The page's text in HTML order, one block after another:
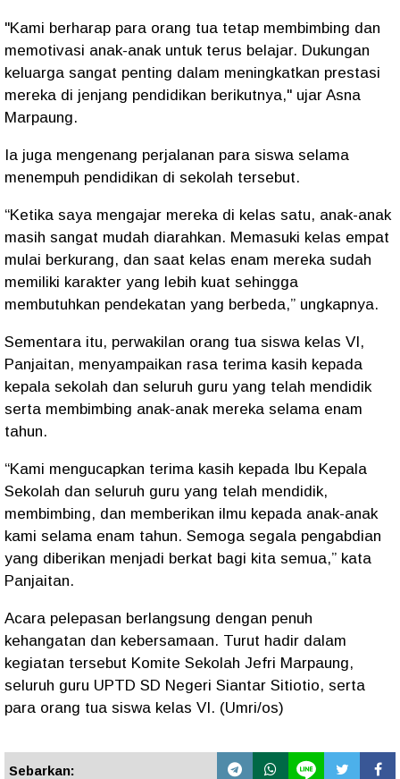
"Kami berharap para orang tua tetap membimbing dan
memotivasi anak-anak untuk terus belajar. Dukungan
keluarga sangat penting dalam meningkatkan prestasi
mereka di jenjang pendidikan berikutnya," ujar Asna
Marpaung.
Ia juga mengenang perjalanan para siswa selama
menempuh pendidikan di sekolah tersebut.
“Ketika saya mengajar mereka di kelas satu, anak-anak
masih sangat mudah diarahkan. Memasuki kelas empat
mulai berkurang, dan saat kelas enam mereka sudah
memiliki karakter yang lebih kuat sehingga
membutuhkan pendekatan yang berbeda,” ungkapnya.
Sementara itu, perwakilan orang tua siswa kelas VI,
Panjaitan, menyampaikan rasa terima kasih kepada
kepala sekolah dan seluruh guru yang telah mendidik
serta membimbing anak-anak mereka selama enam
tahun.
“Kami mengucapkan terima kasih kepada Ibu Kepala
Sekolah dan seluruh guru yang telah mendidik,
membimbing, dan memberikan ilmu kepada anak-anak
kami selama enam tahun. Semoga segala pengabdian
yang diberikan menjadi berkat bagi kita semua,” kata
Panjaitan.
Acara pelepasan berlangsung dengan penuh
kehangatan dan kebersamaan. Turut hadir dalam
kegiatan tersebut Komite Sekolah Jefri Marpaung,
seluruh guru UPTD SD Negeri Siantar Sitiotio, serta
para orang tua siswa kelas VI. (Umri/os)
Sebarkan: